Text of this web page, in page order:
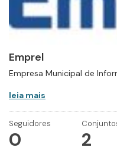
Emprel
Empresa Municipal de
leia mais
Seguidores
0 2